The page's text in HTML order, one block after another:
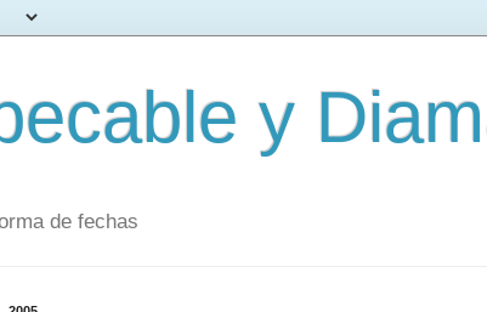
y
de fechas